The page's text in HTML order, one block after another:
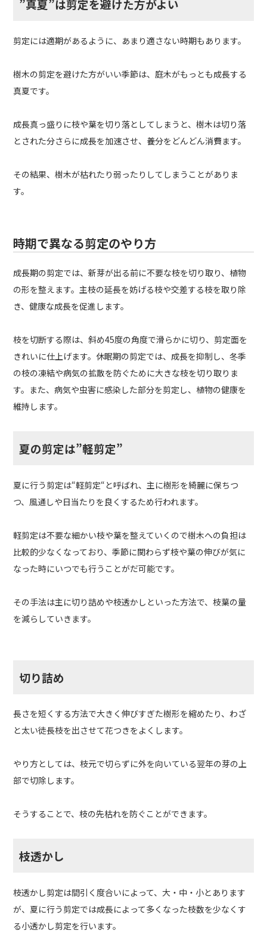
”真夏”は剪定を避けた方がよい
剪定には適期があるように、あまり適さない時期もあります。
樹木の剪定を避けた方がいい季節は、庭木がもっとも成長する
真夏です。
成長真っ盛りに枝や葉を切り落としてしまうと、樹木は切り落
とされた分さらに成長を加速させ、養分をどんどん消費ます。
その結果、樹木が枯れたり弱ったりしてしまうことがありま
す。
時期で異なる剪定のやり方
成長期の剪定では、新芽が出る前に不要な枝を切り取り、植物
の形を整えます。主枝の延長を妨げる枝や交差する枝を取り除
き、健康な成長を促進します。
枝を切断する際は、斜め45度の角度で滑らかに切り、剪定面を
きれいに仕上げます。休眠期の剪定では、成長を抑制し、冬季
の枝の凍結や病気の拡散を防ぐために大きな枝を切り取りま
す。また、病気や虫害に感染した部分を剪定し、植物の健康を
維持します。
夏の剪定は”軽剪定”
夏に行う剪定は“軽剪定“と呼ばれ、主に樹形を綺麗に保ちつ
つ、風通しや日当たりを良くするため行われます。
軽剪定は不要な細かい枝や葉を整えていくので樹木への負担は
比較的少なくなっており、季節に関わらず枝や葉の伸びが気に
なった時にいつでも行うことがだ可能です。
その手法は主に切り詰めや枝透かしといった方法で、枝葉の量
を減らしていきます。
切り詰め
長さを短くする方法で大きく伸びすぎた樹形を縮めたり、わざ
と太い徒長枝を出させて花つきをよくします。
やり方としては、枝元で切らずに外を向いている翌年の芽の上
部で切除します。
そうすることで、枝の先枯れを防ぐことができます。
枝透かし
枝透かし剪定は間引く度合いによって、大・中・小とあります
が、夏に行う剪定では成長によって多くなった枝数を少なくす
る小透かし剪定を行います。